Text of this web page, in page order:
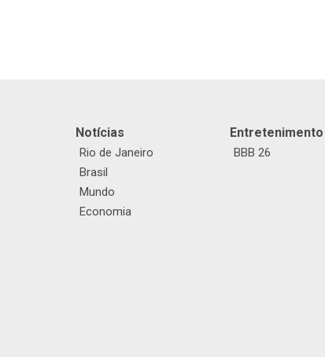
Notícias
Rio de Janeiro
Brasil
Mundo
Economia
Entretenimento
BBB 26